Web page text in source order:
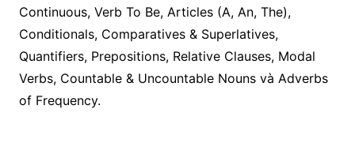
Continuous, Verb To Be, Articles (A, An, The),
Conditionals, Comparatives & Superlatives,
Quantifiers, Prepositions, Relative Clauses, Modal
Verbs, Countable & Uncountable Nouns và Adverbs
of Frequency.